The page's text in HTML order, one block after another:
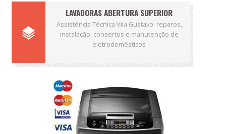
LAVADORAS ABERTURA SUPERIOR
Assistência Técnica Vila Gustavo: reparos,
instalação, consertos e manutenção de
eletrodomésticos